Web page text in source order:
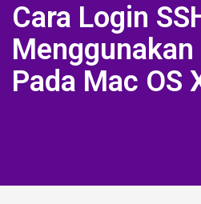
Cara Login
Menggunakan
Pada Mac OS